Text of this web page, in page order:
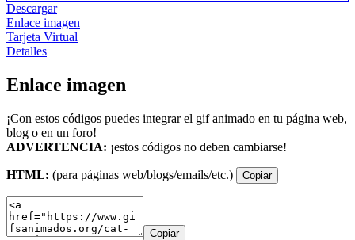
Descargar
Enlace imagen
Tarjeta Virtual
Detalles
Enlace imagen
¡Con estos códigos puedes integrar el gif animado en tu página web,
blog o en un foro!
ADVERTENCIA: ¡estos códigos no deben cambiarse!
HTML: (para páginas web/blogs/emails/etc.) Copiar
Copiar